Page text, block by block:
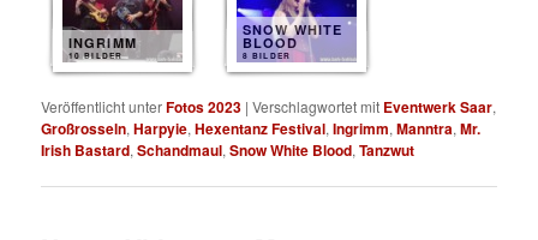
INGRIMM
10 BILDER
SNOW WHITE
BLOOD
8 BILDER
Veröffentlicht unterFotos 2023 |Verschlagwortet mit Eventwerk Saar,
Großrosseln,Harpyie,Hexentanz Festival,Ingrimm,Manntra,Mr.
Irish Bastard,Schandmaul,Snow White Blood,Tanzwut